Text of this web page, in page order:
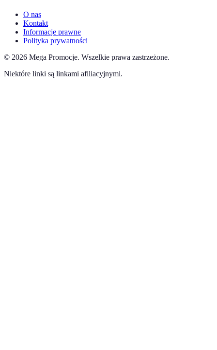
O nas
Kontakt
Informacje prawne
Polityka prywatności
© 2026 Mega Promocje. Wszelkie prawa zastrzeżone.
Niektóre linki są linkami afiliacyjnymi.